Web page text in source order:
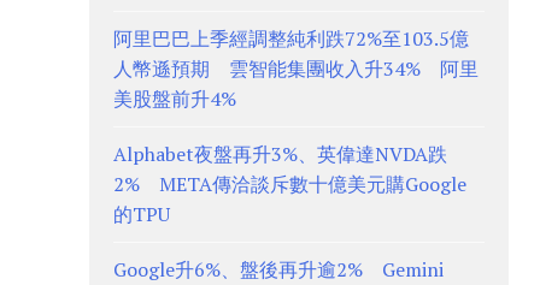
阿里巴巴上季經調整純利跌72%至103.5億
人幣遜預期 雲智能集團收入升34% 阿里
美股盤前升4%
Alphabet夜盤再升3%、英偉達NVDA跌
2% META傳洽談斥數十億美元購Google
的TPU
Google升6%、盤後再升逾2% Gemini